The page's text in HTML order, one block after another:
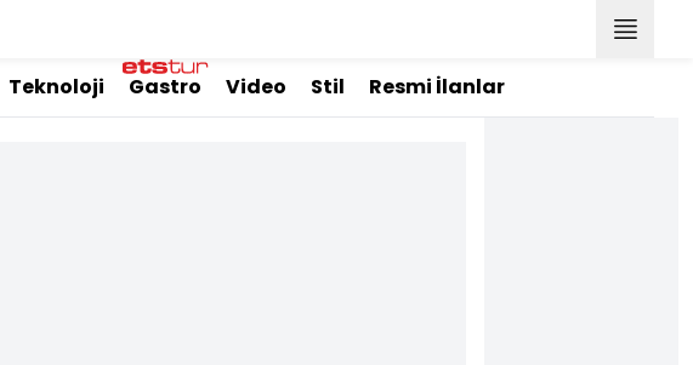
Teknoloji Gastro Video Stil Resmi İlanlar